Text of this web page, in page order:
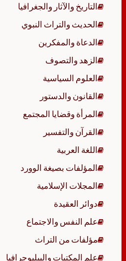
التاريخ والآثار والجغرافيا
الحديث والتراث النبوي
الدعاة والمفكرين
الزهد والتصوف
العلوم السياسية
القانون والدستور
المرأة وقضايا المجتمع
القرآن والتفسير
اللغة العربية
المؤلفات بصيغة الوورد
المجلات الإسلامية
دوائر العقيدة
علم النفس والاجتماع
مؤلفات من التراث
علم المكتبات والببليوجرافيا